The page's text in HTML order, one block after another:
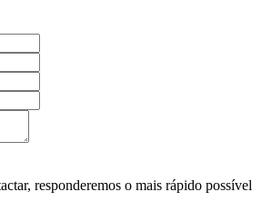
responderemos o mais rápido possível